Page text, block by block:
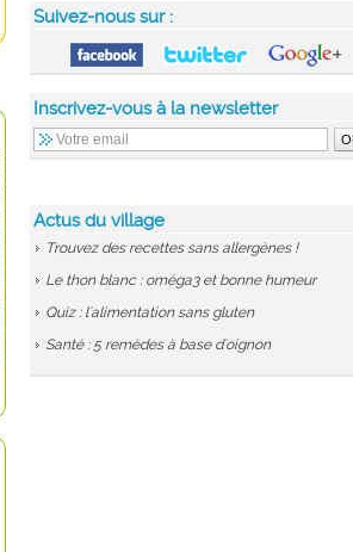
Suivez-nous sur :
Inscrivez-vous à la newsletter
Actus du village
Trouvez des recettes sans allergènes !
Le thon blanc : oméga3 et bonne humeur
Quiz : l'alimentation sans gluten
Santé : 5 remèdes à base d'oignon